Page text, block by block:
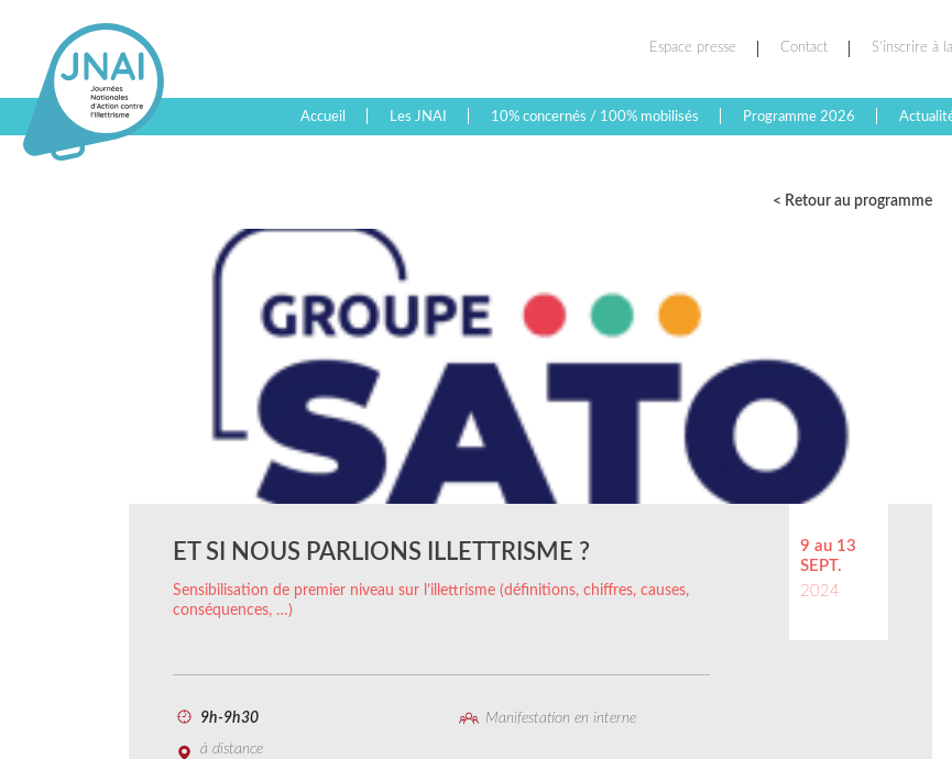
Espace presse Contact S’inscrire à
Accueil Les JNAI 10% concernés / 100% mobilisés Programme 2026
< Retour au programme
9 au 13
SEPT.
2024
ET SI NOUS PARLIONS ILLETTRISME ?
Sensibilisation de premier niveau sur l’illettrisme (définitions, chiffres, causes,
conséquences, …)
9h-9h30
Manifestation en interne
à distance